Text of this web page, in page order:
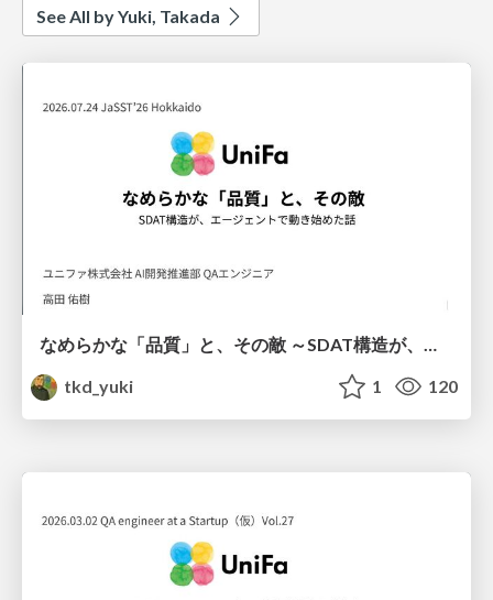
See All by Yuki, Takada
なめらかな「品質」と、その敵 ～SDAT構造が、エージェントで動き始めた話～
tkd_yuki
1 120